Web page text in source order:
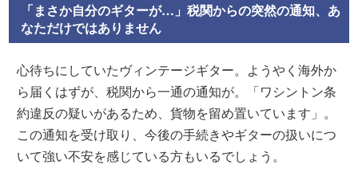
「まさか自分のギターが…」税関からの突然の通知、あ
なただけではありません
心待ちにしていたヴィンテージギター。ようやく海外か
ら届くはずが、税関から一通の通知が。「ワシントン条
約違反の疑いがあるため、貨物を留め置いています」。
この通知を受け取り、今後の手続きやギターの扱いにつ
いて強い不安を感じている方もいるでしょう。